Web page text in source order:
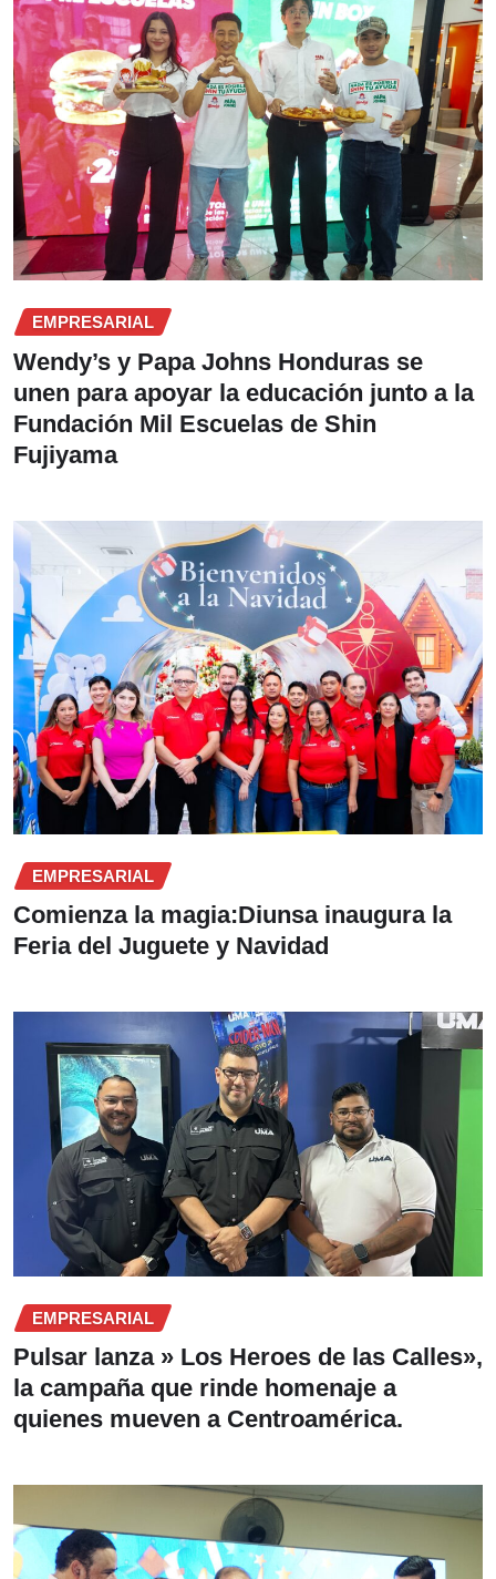
EMPRESARIAL
Wendy’s y Papa Johns Honduras se
unen para apoyar la educación junto a la
Fundación Mil Escuelas de Shin
Fujiyama
EMPRESARIAL
Comienza la magia:Diunsa inaugura la
Feria del Juguete y Navidad
EMPRESARIAL
Pulsar lanza » Los Heroes de las Calles»,
la campaña que rinde homenaje a
quienes mueven a Centroamérica.